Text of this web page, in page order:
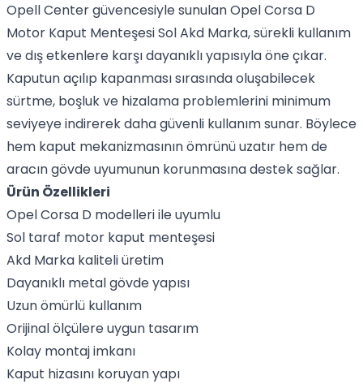
Opell Center güvencesiyle sunulan Opel Corsa D
Motor Kaput Menteşesi Sol Akd Marka, sürekli kullanım
ve dış etkenlere karşı dayanıklı yapısıyla öne çıkar.
Kaputun açılıp kapanması sırasında oluşabilecek
sürtme, boşluk ve hizalama problemlerini minimum
seviyeye indirerek daha güvenli kullanım sunar. Böylece
hem kaput mekanizmasının ömrünü uzatır hem de
aracın gövde uyumunun korunmasına destek sağlar.
Ürün Özellikleri
Opel Corsa D modelleri ile uyumlu
Sol taraf motor kaput menteşesi
Akd Marka kaliteli üretim
Dayanıklı metal gövde yapısı
Uzun ömürlü kullanım
Orijinal ölçülere uygun tasarım
Kolay montaj imkanı
Kaput hizasını koruyan yapı